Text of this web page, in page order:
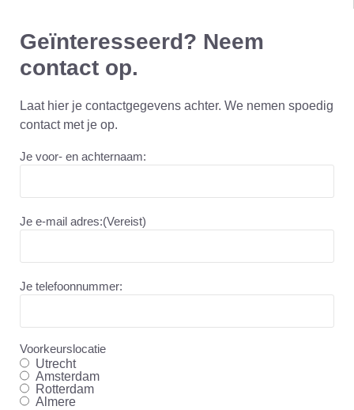
Geïnteresseerd? Neem
contact op.
Laat hier je contactgegevens achter. We nemen spoedig
contact met je op.
Je voor- en achternaam:
Je e-mail adres:(Vereist)
Je telefoonnummer:
Voorkeurslocatie
Utrecht
Amsterdam
Rotterdam
Almere